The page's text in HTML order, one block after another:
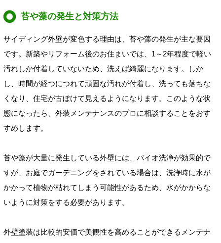
苔や藻の発生と対策方法
サイディング外壁が変色する理由は、苔や藻の発生が主な要因
です。新築やリフォーム後のお住まいでは、1～2年程度で軽い
汚れしか付着していないため、洗えば綺麗になります。しか
し、時間が経つにつれて頑固な汚れが付着し、洗っても落ちな
くなり、住宅が古ぼけて見えるようになります。このような状
態になったら、外装メンテナンスのプロに相談することをおす
すめします。
苔や藻が大量に発生している外壁には、バイオ洗浄が効果的で
すが、お庭でガーデニングをされている場合は、洗浄時に水が
かかって植物が枯れてしまう可能性があるため、水がかからな
いように対策をする必要があります。
外壁塗装は比較的安価で美観性を高めることができるメンテナ